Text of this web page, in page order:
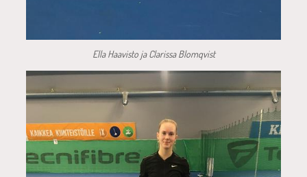
Ella Haavisto ja Clarissa Blomqvist